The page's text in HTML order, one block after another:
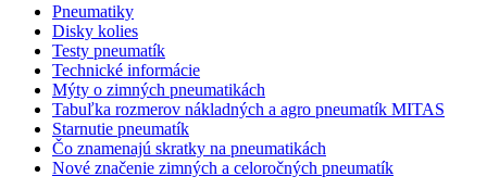
Pneumatiky
Disky kolies
Testy pneumatík
Technické informácie
Mýty o zimných pneumatikách
Tabuľka rozmerov nákladných a agro pneumatík MITAS
Starnutie pneumatík
Čo znamenajú skratky na pneumatikách
Nové značenie zimných a celoročných pneumatík